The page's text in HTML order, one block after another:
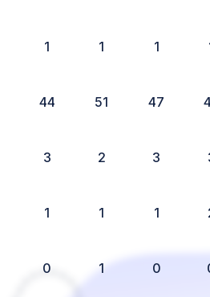
1 1 1
44 51 47
3 2 3
1 1 1
0 1 0